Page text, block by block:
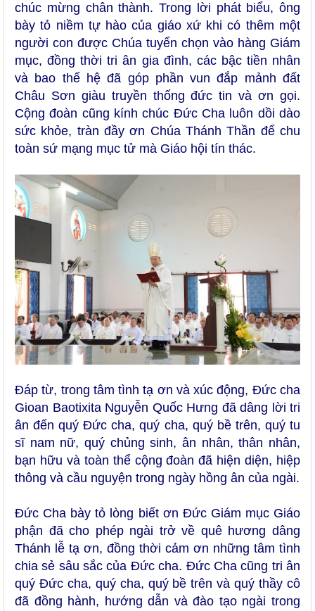
chúc mừng chân thành. Trong lời phát biểu, ông
bày tỏ niềm tự hào của giáo xứ khi có thêm một
người con được Chúa tuyển chọn vào hàng Giám
mục, đồng thời tri ân gia đình, các bậc tiền nhân
và bao thế hệ đã góp phần vun đắp mảnh đất
Châu Sơn giàu truyền thống đức tin và ơn gọi.
Cộng đoàn cũng kính chúc Đức Cha luôn dồi dào
sức khỏe, tràn đầy ơn Chúa Thánh Thần để chu
toàn sứ mạng mục tử mà Giáo hội tín thác.
Đáp từ, trong tâm tình tạ ơn và xúc động, Đức cha
Gioan Baotixita Nguyễn Quốc Hưng đã dâng lời tri
ân đến quý Đức cha, quý cha, quý bề trên, quý tu
sĩ nam nữ, quý chủng sinh, ân nhân, thân nhân,
bạn hữu và toàn thể cộng đoàn đã hiện diện, hiệp
thông và cầu nguyện trong ngày hồng ân của ngài.
Đức Cha bày tỏ lòng biết ơn Đức Giám mục Giáo
phận đã cho phép ngài trở về quê hương dâng
Thánh lễ tạ ơn, đồng thời cảm ơn những tâm tình
chia sẻ sâu sắc của Đức cha. Đức Cha cũng tri ân
quý Đức cha, quý cha, quý bề trên và quý thầy cô
đã đồng hành, hướng dẫn và đào tạo ngài trong